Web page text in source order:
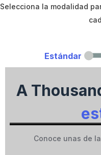
C
g
Selecciona la modalidad
Estándar
A
Conoce unas de